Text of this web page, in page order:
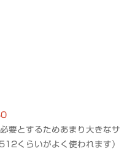
要とするためあまり大きなサ
くらいがよく使われます）